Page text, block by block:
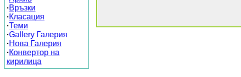
·Връзки
·Класация
·Теми
·Gallery Галерия
·Нова Галерия
·Конвертор на
кирилица